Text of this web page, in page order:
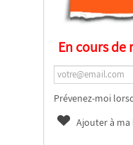
En cours de
Prévenez-moi
Ajouter à ma